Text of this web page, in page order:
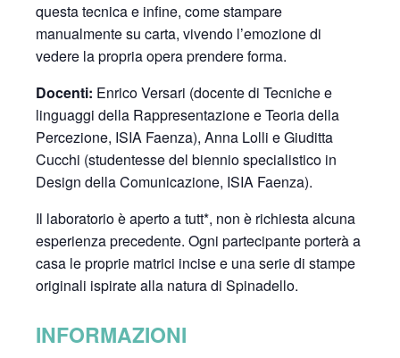
questa tecnica e infine, come stampare
manualmente su carta, vivendo l’emozione di
vedere la propria opera prendere forma.
Docenti: Enrico Versari (docente di Tecniche e
linguaggi della Rappresentazione e Teoria della
Percezione, ISIA Faenza), Anna Lolli e Giuditta
Cucchi (studentesse del biennio specialistico in
Design della Comunicazione, ISIA Faenza).
Il laboratorio è aperto a tutt*, non è richiesta alcuna
esperienza precedente. Ogni partecipante porterà a
casa le proprie matrici incise e una serie di stampe
originali ispirate alla natura di Spinadello.
INFORMAZIONI